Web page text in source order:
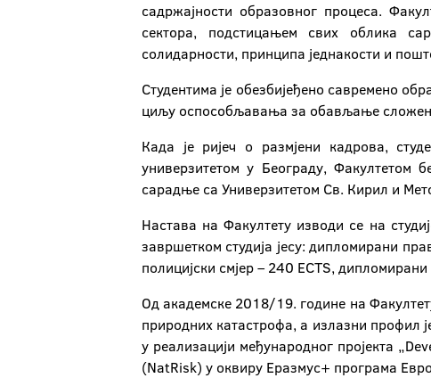
садржајности образовног процеса.
сектора, подстицањем свих облика
солидарности, принципа једнакости и
Студентима је обезбијеђено савремено
циљу оспособљавања за обављање
Када је ријеч о размјени кадрова,
универзитетом у Београду, Факултетом
сарадње са Универзитетом Св. Кирил и
Настава на Факултету изводи се на
завршетком студија јесу: дипломирани
полицијски смјер – 240 ECTS,
Од академске 2018/19. године на
природних катастрофа, а излазни профил
у реализацији међународног пројекта
(NatRisk) у оквиру Еразмус+ програма